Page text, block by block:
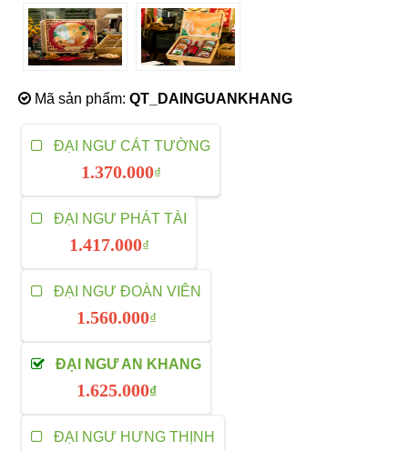
Mã sản phẩm: QT_DAINGUANKHANG
ĐẠI NGƯ CÁT TƯỜNG
1.370.000₫
ĐẠI NGƯ PHÁT TÀI
1.417.000₫
ĐẠI NGƯ ĐOÀN VIÊN
1.560.000₫
ĐẠI NGƯ AN KHANG
1.625.000₫
ĐẠI NGƯ HƯNG THỊNH